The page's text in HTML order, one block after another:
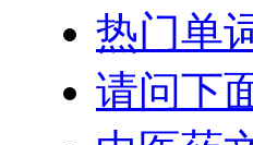
热门单
请问下